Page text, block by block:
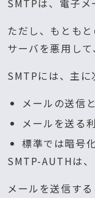
SMTPは、電子メ
ただし、もとも
サーバを悪用し
SMTPには、主に
メールの送信
メールを送る
標準では暗号
SMTP-AUTHは
メールを送信す